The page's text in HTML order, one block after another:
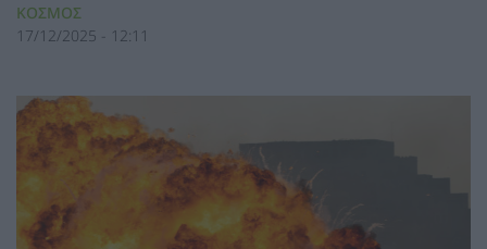
ΚΟΣΜΟΣ
17/12/2025 - 12:11